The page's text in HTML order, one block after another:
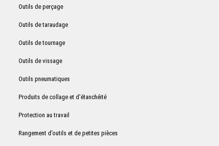
Outils de perçage
Outils de taraudage
Outils de tournage
Outils de vissage
Outils pneumatiques
Produits de collage et d'étanchéité
Protection au travail
Rangement d’outils et de petites pièces